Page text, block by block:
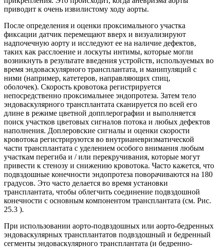
приводит к очень извилистому ходу аорты.
После определения и оценки проксимального участка
фиксации датчик перемещают вверх и визуализируют
надпочечную аорту и исследуют ее на наличие дефектов,
таких как расслоение и лоскуты интимы, которые могли
возникнуть в результате введения устройств, используемых во
время эндоваскулярного трансплантата, и манипуляций с
ними (например, катетеров, направляющих спиц,
оболочек). Скорость кровотока регистрируется
непосредственно проксимальнее эндопротеза. Затем тело
эндоваскулярного трансплантата сканируется по всей его
длине в режиме цветной допплерографии и выполняется
поиск участков цветовых сигналов потока и любых дефектов
наполнения. Доплеровские сигналы и оценки скорости
кровотока регистрируются во внутрианевризматической
части трансплантата с уделением особого внимания любым
участкам перегиба и / или перекручивания, которые могут
привести к стенозу и снижению кровотока. Часто кажется, что
подвздошные конечности эндопротеза поворачиваются на 180
градусов. Это часто делается во время установки
трансплантата, чтобы облегчить соединение подвздошной
конечности с основным компонентом трансплантата (см. Рис.
25.3 ).
При использовании аорто-подвздошных или аорто-бедренных
эндоваскулярных трансплантатов подвздошный и бедренный
сегменты эндоваскулярного трансплантата (и бедренно-